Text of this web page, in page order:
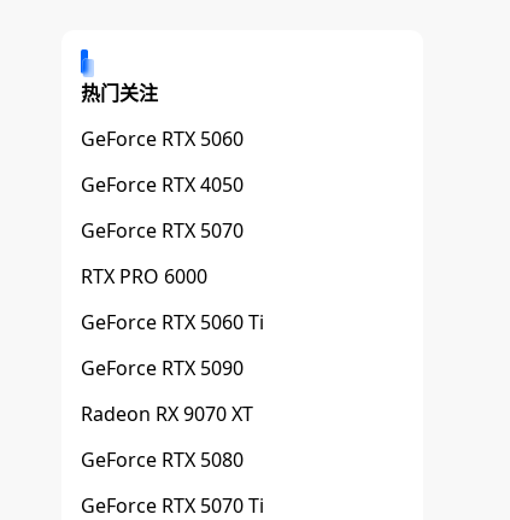
热门关注
GeForce RTX 5060
GeForce RTX 4050
GeForce RTX 5070
RTX PRO 6000
GeForce RTX 5060 Ti
GeForce RTX 5090
Radeon RX 9070 XT
GeForce RTX 5080
GeForce RTX 5070 Ti